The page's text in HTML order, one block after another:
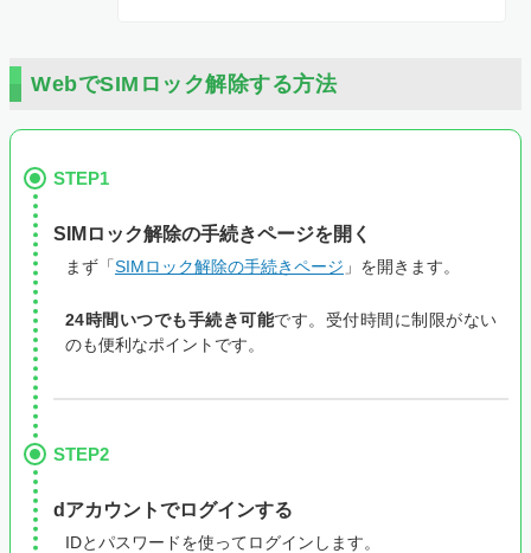
WebでSIMロック解除する方法
STEP1
SIMロック解除の手続きページを開く
まず「SIMロック解除の手続きページ 」を開きます。
24時間いつでも手続き可能です。受付時間に制限がない
のも便利なポイントです。
STEP2
dアカウントでログインする
IDとパスワードを使ってログインします。